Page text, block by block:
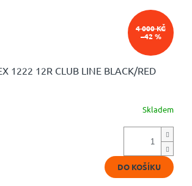
4 000 KČ
–42 %
1222 12R CLUB LINE BLACK/RED
Skladem
DO KOŠÍKU